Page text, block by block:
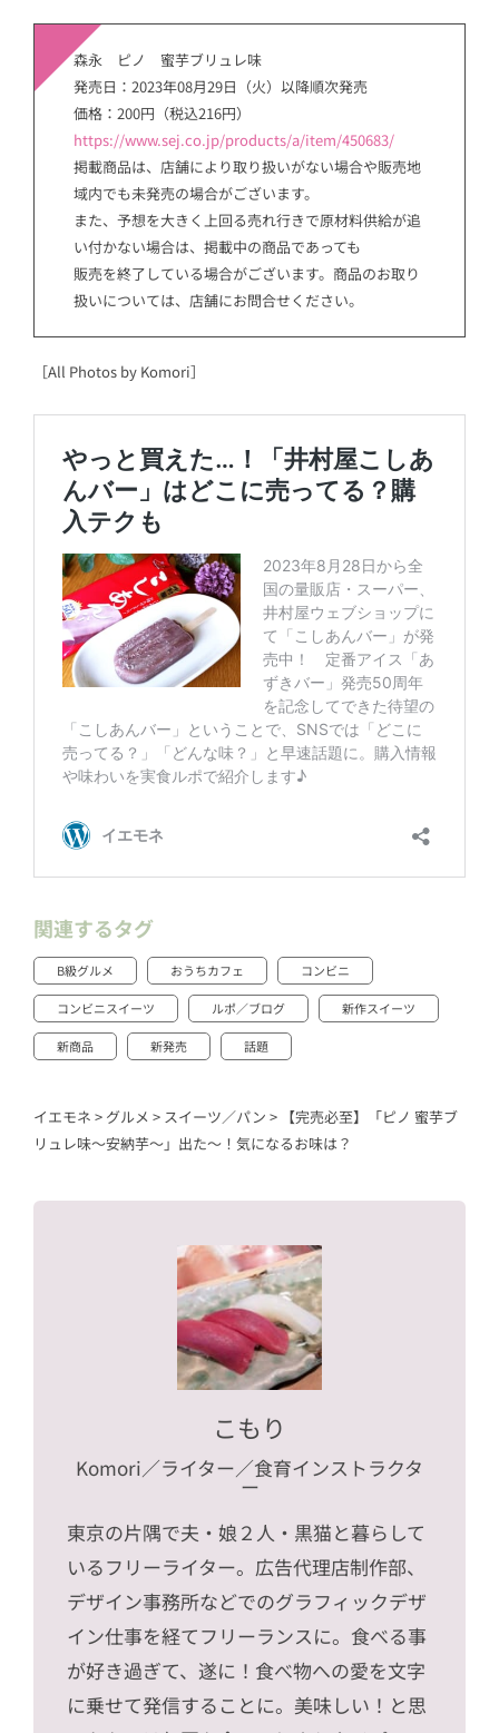
森永 ピノ 蜜芋ブリュレ味
発売日：2023年08月29日（火）以降順次発売
価格：200円（税込216円）
https://www.sej.co.jp/products/a/item/450683/
掲載商品は、店舗により取り扱いがない場合や販売地
域内でも未発売の場合がございます。
また、予想を大きく上回る売れ行きで原材料供給が追
い付かない場合は、掲載中の商品であっても
販売を終了している場合がございます。商品のお取り
扱いについては、店舗にお問合せください。
［All Photos by Komori］
関連するタグ
B級グルメ おうちカフェ コンビニ
コンビニスイーツ ルポ／ブログ 新作スイーツ
新商品 新発売 話題
イエモネ > グルメ > スイーツ／パン > 【完売必至】「ピノ 蜜芋ブ
リュレ味～安納芋～」出た〜！気になるお味は？
こもり
Komori／ライター／食育インストラクタ
ー
東京の片隅で夫・娘２人・黒猫と暮らして
いるフリーライター。広告代理店制作部、
デザイン事務所などでのグラフィックデザ
イン仕事を経てフリーランスに。食べる事
が好き過ぎて、遂に！食べ物への愛を文字
に乗せて発信することに。美味しい！と思